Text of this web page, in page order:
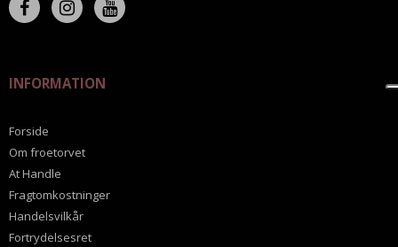
INFORMATION
Forside
Om froetorvet
At Handle
Fragtomkostninger
Handelsvilkår
Fortrydelsesret